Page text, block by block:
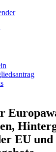
EU und